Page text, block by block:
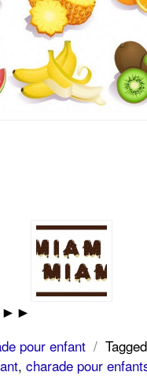
pour enfant /
, charade pour